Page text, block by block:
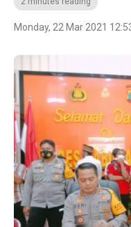
Monday, 22 Mar 2021